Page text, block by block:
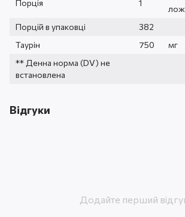
Порція 1
Порцій в упаковці
382
Таурін
750 мг
** Денна норма (DV) не
встановлена
Відгуки
Додайте перший